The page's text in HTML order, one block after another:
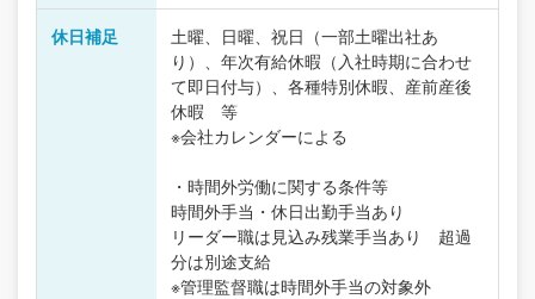
休日補足
土曜、日曜、祝日（一部土曜出社あ
り）、年次有給休暇（入社時期に合わせ
て即日付与）、各種特別休暇、産前産後
休暇 等
※会社カレンダーによる
・時間外労働に関する条件等
時間外手当・休日出勤手当あり
リーダー職は見込み残業手当あり 超過
分は別途支給
※管理監督職は時間外手当の対象外